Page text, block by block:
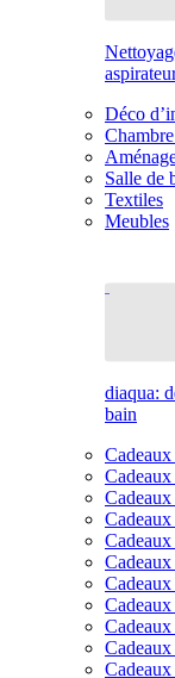
Déco
Salle de
Textiles
Meubles
diaqua:
bain
Cadeaux